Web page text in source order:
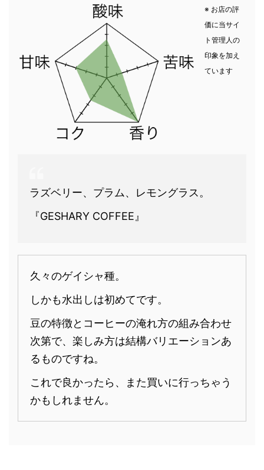
※ お店の評
価に当サイ
ト管理人の
印象を加え
ています
ラズベリー、プラム、レモングラス。
『GESHARY COFFEE』
久々のゲイシャ種。
しかも水出しは初めてです。
豆の特徴とコーヒーの淹れ方の組み合わせ
次第で、楽しみ方は結構バリエーションあ
るものですね。
これで良かったら、また買いに行っちゃう
かもしれません。